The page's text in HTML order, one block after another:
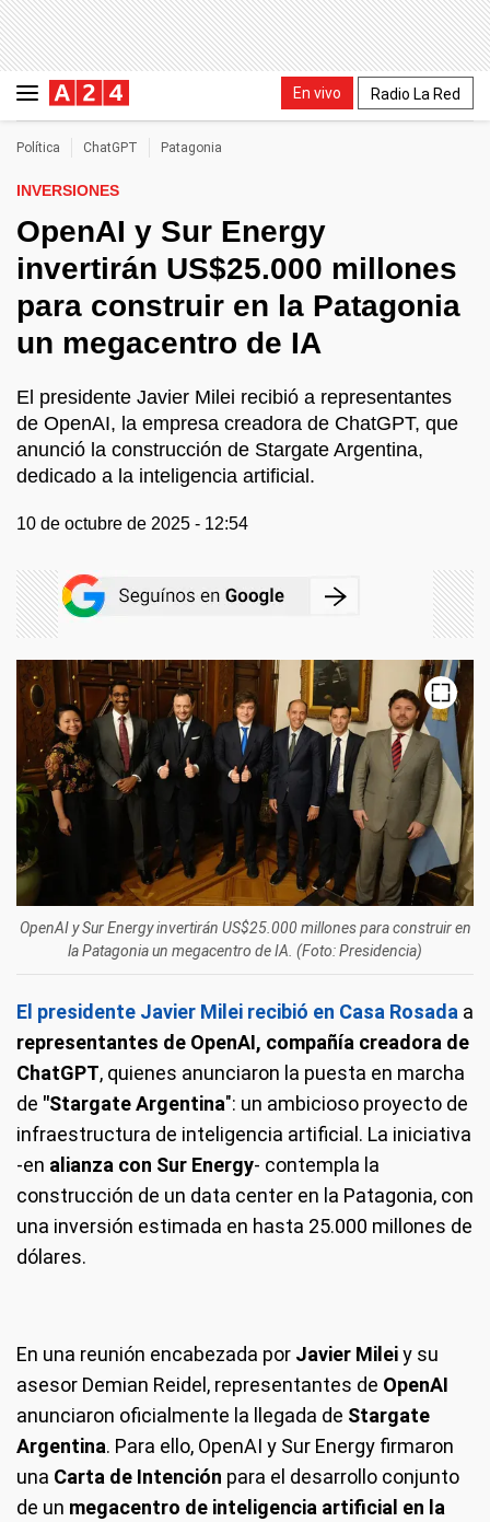
En vivo Radio La Red
Política ChatGPT Patagonia
INVERSIONES
OpenAI y Sur Energy
invertirán US$25.000 millones
para construir en la Patagonia
un megacentro de IA
El presidente Javier Milei recibió a representantes
de OpenAI, la empresa creadora de ChatGPT, que
anunció la construcción de Stargate Argentina,
dedicado a la inteligencia artificial.
10 de octubre de 2025 - 12:54
OpenAI y Sur Energy invertirán US$25.000 millones para construir en
la Patagonia un megacentro de IA. (Foto: Presidencia)
El presidente Javier Milei recibió en Casa Rosada a
representantes de OpenAI, compañía creadora de
ChatGPT, quienes anunciaron la puesta en marcha
de "Stargate Argentina": un ambicioso proyecto de
infraestructura de inteligencia artificial. La iniciativa
-en alianza con Sur Energy- contempla la
construcción de un data center en la Patagonia, con
una inversión estimada en hasta 25.000 millones de
dólares.
En una reunión encabezada por Javier Mileiy su
asesor Demian Reidel, representantes de OpenAI
anunciaron oficialmente la llegada de Stargate
Argentina. Para ello, OpenAI y Sur Energy firmaron
una Carta de Intención para el desarrollo conjunto
de un megacentro de inteligencia artificial en la